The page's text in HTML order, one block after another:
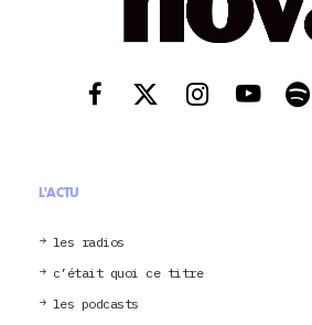
L'ACTU
les radios
c’était quoi ce titre
les podcasts